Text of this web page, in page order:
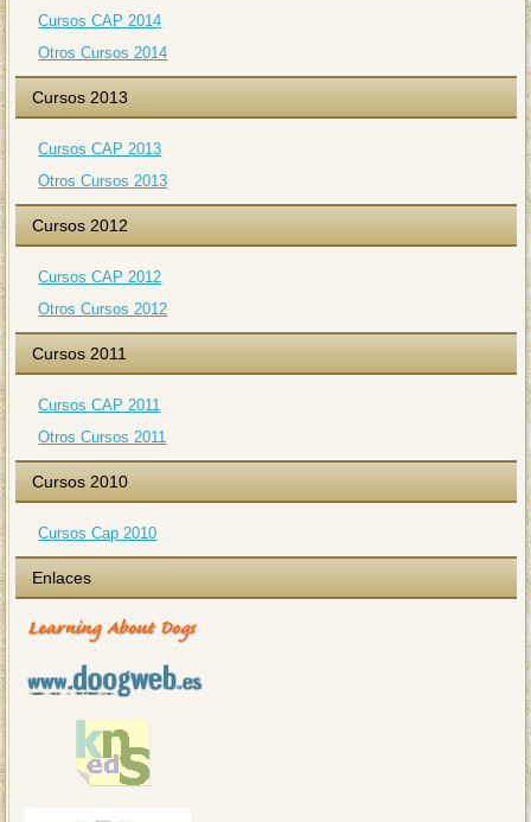
Cursos CAP 2014
Otros Cursos 2014
Cursos 2013
Cursos CAP 2013
Otros Cursos 2013
Cursos 2012
Cursos CAP 2012
Otros Cursos 2012
Cursos 2011
Cursos CAP 2011
Otros Cursos 2011
Cursos 2010
Cursos Cap 2010
Enlaces